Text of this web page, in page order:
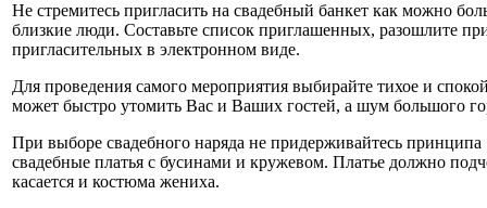
Не стремитесь пригласить на свадебный банкет как можно
близкие люди. Составьте список приглашенных, разошлите
пригласительных в электронном виде.
Для проведения самого мероприятия выбирайте тихое и
может быстро утомить Вас и Ваших гостей, а шум большого
При выборе свадебного наряда не придерживайтесь
свадебные платья с бусинами и кружевом. Платье должно
касается и костюма жениха.